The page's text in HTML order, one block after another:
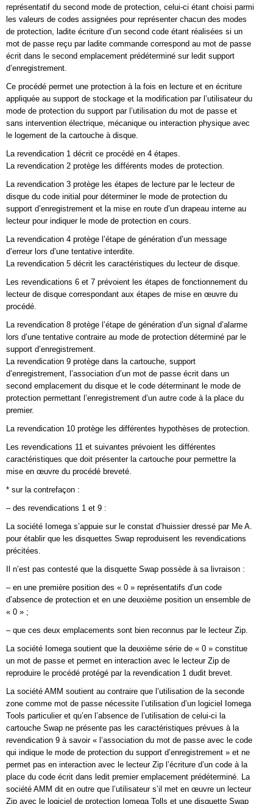
représentatif du second mode de protection, celui-ci étant choisi parmi
les valeurs de codes assignées pour représenter chacun des modes
de protection, ladite écriture d’un second code étant réalisées si un
mot de passe reçu par ladite commande correspond au mot de passe
écrit dans le second emplacement prédéterminé sur ledit support
d’enregistrement.
Ce procédé permet une protection à la fois en lecture et en écriture
appliquée au support de stockage et la modification par l’utilisateur du
mode de protection du support par l’utilisation du mot de passe et
sans intervention électrique, mécanique ou interaction physique avec
le logement de la cartouche à disque.
La revendication 1 décrit ce procédé en 4 étapes.
La revendication 2 protège les différents modes de protection.
La revendication 3 protège les étapes de lecture par le lecteur de
disque du code initial pour déterminer le mode de protection du
support d’enregistrement et la mise en route d’un drapeau interne au
lecteur pour indiquer le mode de protection en cours.
La revendication 4 protège l’étape de génération d’un message
d’erreur lors d’une tentative interdite.
La revendication 5 décrit les caractéristiques du lecteur de disque.
Les revendications 6 et 7 prévoient les étapes de fonctionnement du
lecteur de disque correspondant aux étapes de mise en œuvre du
procédé.
La revendication 8 protège l’étape de génération d’un signal d’alarme
lors d’une tentative contraire au mode de protection déterminé par le
support d’enregistrement.
La revendication 9 protège dans la cartouche, support
d’enregistrement, l’association d’un mot de passe écrit dans un
second emplacement du disque et le code déterminant le mode de
protection permettant l’enregistrement d’un autre code à la place du
premier.
La revendication 10 protège les différentes hypothèses de protection.
Les revendications 11 et suivantes prévoient les différentes
caractéristiques que doit présenter la cartouche pour permettre la
mise en œuvre du procédé breveté.
* sur la contrefaçon :
– des revendications 1 et 9 :
La société Iomega s’appuie sur le constat d’huissier dressé par Me A.
pour établir que les disquettes Swap reproduisent les revendications
précitées.
Il n’est pas contesté que la disquette Swap possède à sa livraison :
– en une première position des « 0 » représentatifs d’un code
d’absence de protection et en une deuxième position un ensemble de
« 0 » ;
– que ces deux emplacements sont bien reconnus par le lecteur Zip.
La société Iomega soutient que la deuxième série de « 0 » constitue
un mot de passe et permet en interaction avec le lecteur Zip de
reproduire le procédé protégé par la revendication 1 dudit brevet.
La société AMM soutient au contraire que l’utilisation de la seconde
zone comme mot de passe nécessite l’utilisation d’un logiciel Iomega
Tools particulier et qu’en l’absence de l’utilisation de celui-ci la
cartouche Swap ne présente pas les caractéristiques prévues à la
revendication 9 à savoir « l’association du mot de passe avec le code
qui indique le mode de protection du support d’enregistrement » et ne
permet pas en interaction avec le lecteur Zip l’écriture d’un code à la
place du code écrit dans ledit premier emplacement prédéterminé. La
société AMM dit en outre que l’utilisateur s’il met en œuvre un lecteur
Zip avec le logiciel de protection Iomega Tolls et une disquette Swap